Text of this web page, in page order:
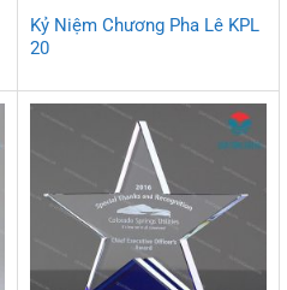
Kỷ Niệm Chương Pha Lê KPL
20